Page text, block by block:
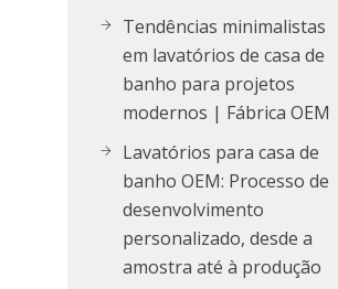
Tendências minimalistas
em lavatórios de casa de
banho para projetos
modernos | Fábrica OEM
Lavatórios para casa de
banho OEM: Processo de
desenvolvimento
personalizado, desde a
amostra até à produção